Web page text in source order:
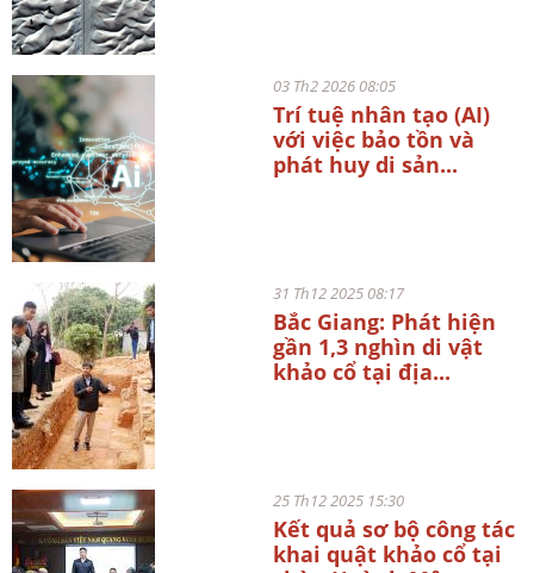
03 Th2 2026 08:05
Trí tuệ nhân tạo (AI)
với việc bảo tồn và
phát huy di sản...
31 Th12 2025 08:17
Bắc Giang: Phát hiện
gần 1,3 nghìn di vật
khảo cổ tại địa...
25 Th12 2025 15:30
Kết quả sơ bộ công tác
khai quật khảo cổ tại